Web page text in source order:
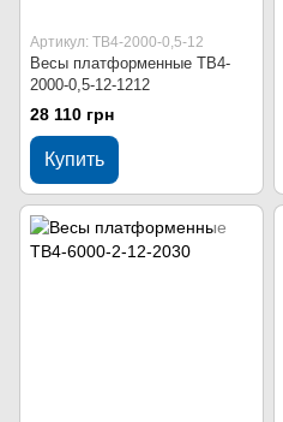
Артикул: ТВ4-2000-0,5-12
Весы платформенные ТВ4-
2000-0,5-12-1212
28 110 грн
Купить